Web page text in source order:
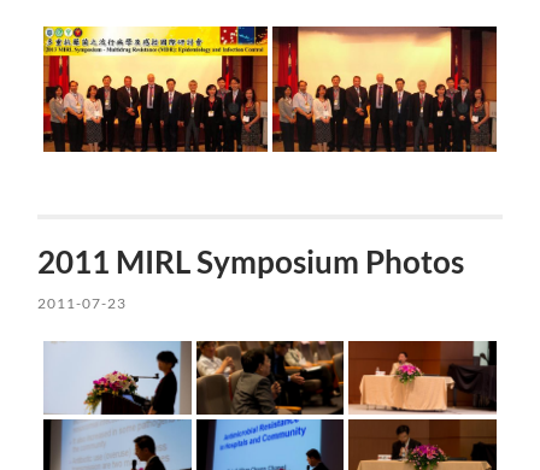
2011 MIRL Symposium Photos
2011-07-23